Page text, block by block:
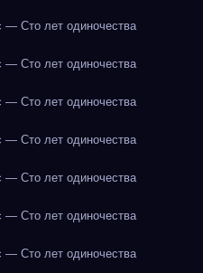
— Сто лет одиночества
— Сто лет одиночества
— Сто лет одиночества
— Сто лет одиночества
— Сто лет одиночества
— Сто лет одиночества
— Сто лет одиночества